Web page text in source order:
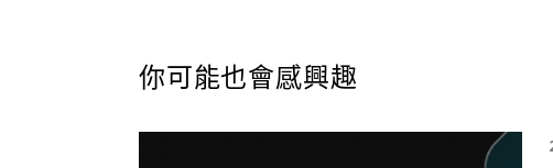
你可能也會感興趣